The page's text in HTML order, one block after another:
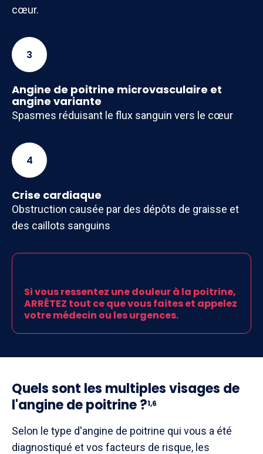
cœur.
3
Angine de poitrine microvasculaire et
angine variante
Spasmes réduisant le flux sanguin vers le cœur
4
Crise cardiaque
Obstruction causée par des dépôts de graisse et
des caillots sanguins
Si vous ressentez une douleur à la poitrine,
ARRÊTEZ tout ce que vous faites et appelez
votre médecin ou les urgences.
Quels sont les multiples visages de
l'angine de poitrine ?1,6
Selon le type d'angine de poitrine qui vous a été
diagnostiqué et vos facteurs de risque, les